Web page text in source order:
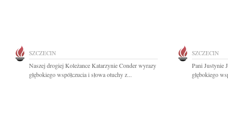
SZCZECIN
Naszej drogiej Koleżance Katarzynie Conder wyrazy
głębokiego współczucia i słowa otuchy z...
SZCZECIN
Pani Justynie
głębokiego